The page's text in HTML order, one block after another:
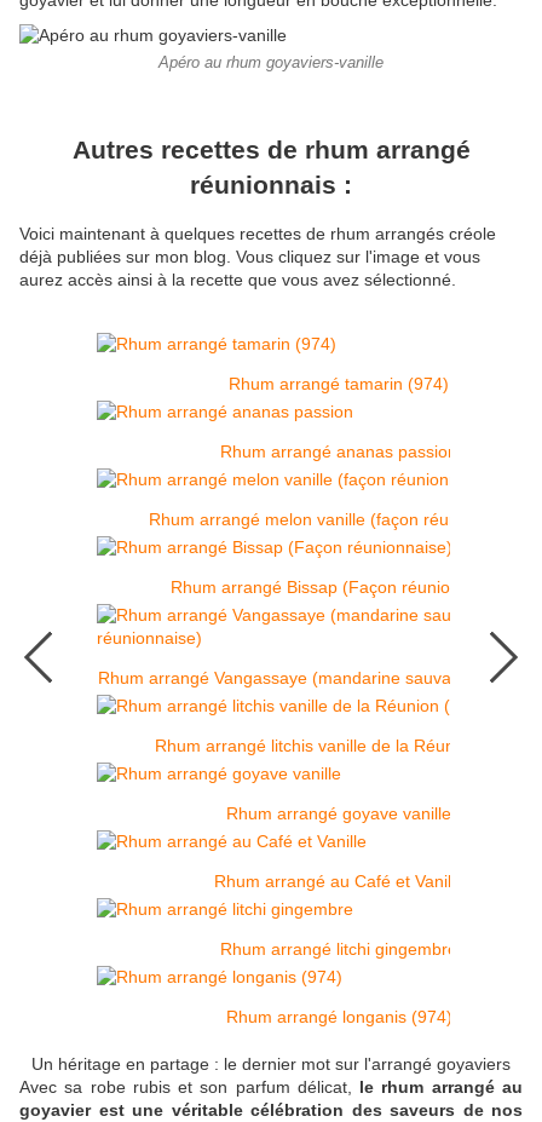
Apéro au rhum goyaviers-vanille
Autres recettes de rhum arrangé
réunionnais :
Voici maintenant à quelques recettes de rhum arrangés créole
déjà publiées sur mon blog. Vous cliquez sur l'image et vous
aurez accès ainsi à la recette que vous avez sélectionné.
Rhum arrangé tamarin (974)
Rhum arrangé ananas passion
Rhum arrangé melon vanille (façon réunionnaise)
Rhum arrangé Bissap (Façon réunionnaise)
Rhum arrangé Vangassaye (mandarine sauvage
Rhum arrangé litchis vanille de la Réunion (974)
Rhum arrangé goyave vanille
Rhum arrangé au Café et Vanille
Rhum arrangé litchi gingembre
Rhum arrangé longanis (974)
Un héritage en partage : le dernier mot sur l'arrangé goyaviers
Avec sa robe rubis et son parfum délicat, le rhum arrangé au
goyavier est une véritable célébration des saveurs de nos